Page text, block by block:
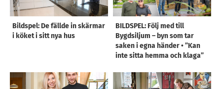
Bildspel: De fällde in skärmar
i köket i sitt nya hus
BILDSPEL: Följ med till
Bygdsiljum – byn som tar
saken i egna händer • ”Kan
inte sitta hemma och klaga”